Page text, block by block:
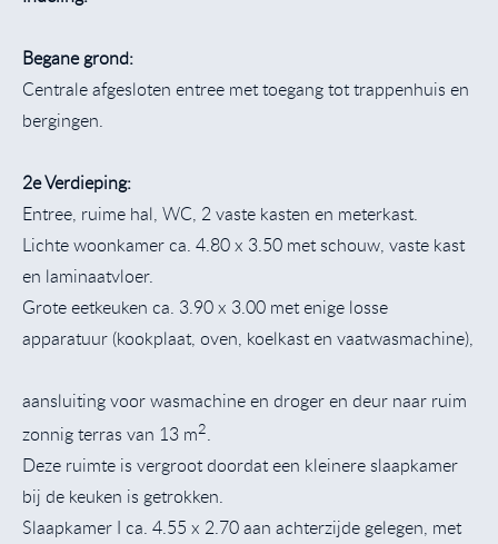
Begane grond:
Centrale afgesloten entree met toegang tot trappenhuis en
bergingen.
2e Verdieping:
Entree, ruime hal, WC, 2 vaste kasten en meterkast.
Lichte woonkamer ca. 4.80 x 3.50 met schouw, vaste kast
en laminaatvloer.
Grote eetkeuken ca. 3.90 x 3.00 met enige losse
apparatuur (kookplaat, oven, koelkast en vaatwasmachine),
aansluiting voor wasmachine en droger en deur naar ruim
zonnig terras van 13 m2.
Deze ruimte is vergroot doordat een kleinere slaapkamer
bij de keuken is getrokken.
Slaapkamer I ca. 4.55 x 2.70 aan achterzijde gelegen, met